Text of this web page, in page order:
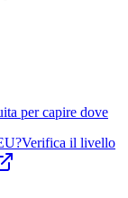
per capire dove
Verifica il livello